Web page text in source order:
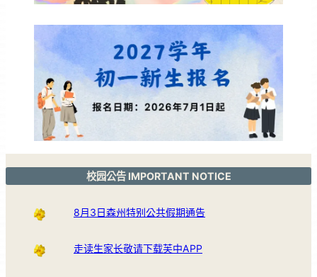
校园公告 IMPORTANT NOTICE
8月3日森州特别公共假期通告
走读生家长敬请下载芙中APP